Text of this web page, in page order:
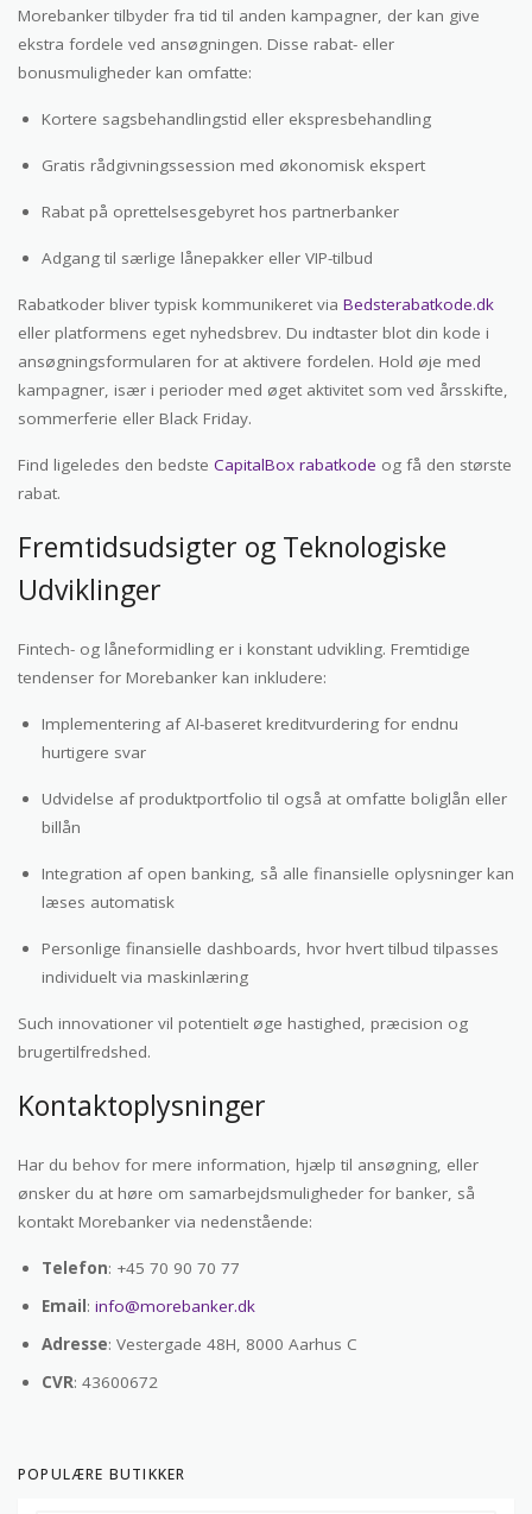
Morebanker tilbyder fra tid til anden kampagner, der kan give
ekstra fordele ved ansøgningen. Disse rabat- eller
bonusmuligheder kan omfatte:
Kortere sagsbehandlingstid eller ekspresbehandling
Gratis rådgivningssession med økonomisk ekspert
Rabat på oprettelsesgebyret hos partnerbanker
Adgang til særlige lånepakker eller VIP-tilbud
Rabatkoder bliver typisk kommunikeret via Bedsterabatkode.dk
eller platformens eget nyhedsbrev. Du indtaster blot din kode i
ansøgningsformularen for at aktivere fordelen. Hold øje med
kampagner, især i perioder med øget aktivitet som ved årsskifte,
sommerferie eller Black Friday.
Find ligeledes den bedste CapitalBox rabatkode og få den største
rabat.
Fremtidsudsigter og Teknologiske
Udviklinger
Fintech- og låneformidling er i konstant udvikling. Fremtidige
tendenser for Morebanker kan inkludere:
Implementering af AI-baseret kreditvurdering for endnu
hurtigere svar
Udvidelse af produktportfolio til også at omfatte boliglån eller
billån
Integration af open banking, så alle finansielle oplysninger kan
læses automatisk
Personlige finansielle dashboards, hvor hvert tilbud tilpasses
individuelt via maskinlæring
Such innovationer vil potentielt øge hastighed, præcision og
brugertilfredshed.
Kontaktoplysninger
Har du behov for mere information, hjælp til ansøgning, eller
ønsker du at høre om samarbejdsmuligheder for banker, så
kontakt Morebanker via nedenstående:
Telefon: +45 70 90 70 77
Email: info@morebanker.dk
Adresse: Vestergade 48H, 8000 Aarhus C
CVR: 43600672
POPULÆRE BUTIKKER